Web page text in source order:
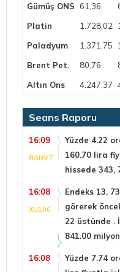
Gümüş ONS 61,36
Platin
1.728,02
Paladyum
1.371,75
Brent Pet.
80,76
Altın Ons
4.247,37
Seans Raporu
16:09
BANVT
Yüzde 4.22
160.70 lira
hissede 343,
16:08
XU100
Endeks 13,
görerek
22 üstünde .
841.00
16:08
Yüzde 7.74